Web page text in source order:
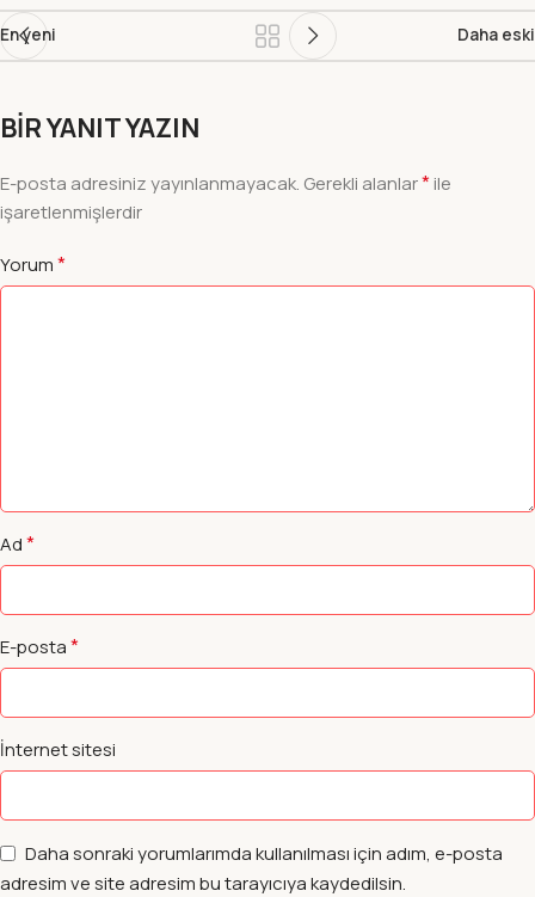
En yeni Daha eski
BIR YANIT YAZIN
E-posta adresiniz yayınlanmayacak. Gerekli alanlar*ile
işaretlenmişlerdir
Yorum*
Ad*
E-posta*
İnternet sitesi
Daha sonraki yorumlarımda kullanılması için adım, e-posta
adresim ve site adresim bu tarayıcıya kaydedilsin.